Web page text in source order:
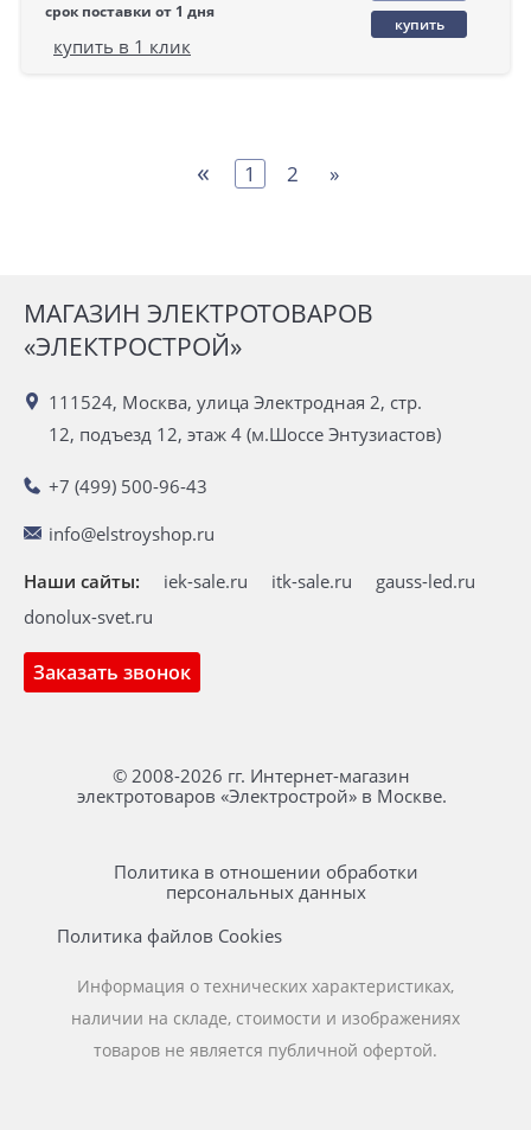
срок поставки от 1 дня
купить
купить в 1 клик
« 1 2 »
МАГАЗИН ЭЛЕКТРОТОВАРОВ
«ЭЛЕКТРОСТРОЙ»
111524, Москва, улица Электродная 2, стр.
12, подъезд 12, этаж 4 (м.Шоссе Энтузиастов)
+7 (499) 500-96-43
info@elstroyshop.ru
Заказать звонок
Наши сайты: iek-sale.ru itk-sale.ru
gauss-led.ru
donolux-svet.ru
© 2008-2026 гг. Интернет-магазин
электротоваров «Электрострой» в Москве.
Политика в отношении обработки
персональных данных
Политика файлов Cookies
Информация о технических характеристиках,
наличии на складе, стоимости и изображениях
товаров не является публичной офертой.